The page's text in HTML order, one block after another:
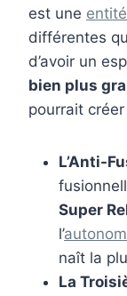
est une entité
différentes
d’avoir un
bien plus
pourrait
L’Anti-
Super
l’
naît la
La